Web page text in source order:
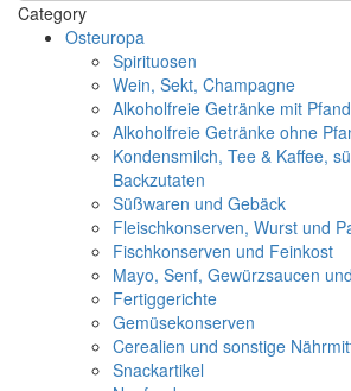
Category
Osteuropa
Spirituosen
Wein, Sekt, Champagne
Alkoholfreie Getränke mit
Alkoholfreie Getränke ohne
Kondensmilch, Tee & Kaffee,
Backzutaten
Süßwaren und Gebäck
Fleischkonserven, Wurst und
Fischkonserven und Feinkost
Mayo, Senf, Gewürzsaucen
Fertiggerichte
Gemüsekonserven
Cerealien und sonstige
Snackartikel